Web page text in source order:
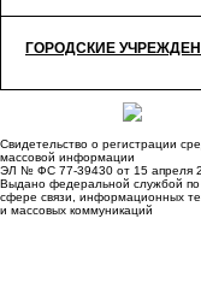
ГОРОДСКИЕ
Свидетельство о регистрации
массовой информации
ЭЛ № ФС 77-39430 от 15 апреля
Выдано федеральной службой по
сфере связи, информационных
и массовых коммуникаций